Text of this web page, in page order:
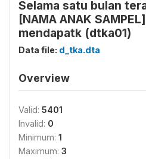
Selama satu bulan
[NAMA ANAK
mendapatk (dtka01)
Data file: d_tka.dta
Overview
Valid: 5401
Invalid: 0
Minimum: 1
Maximum: 3